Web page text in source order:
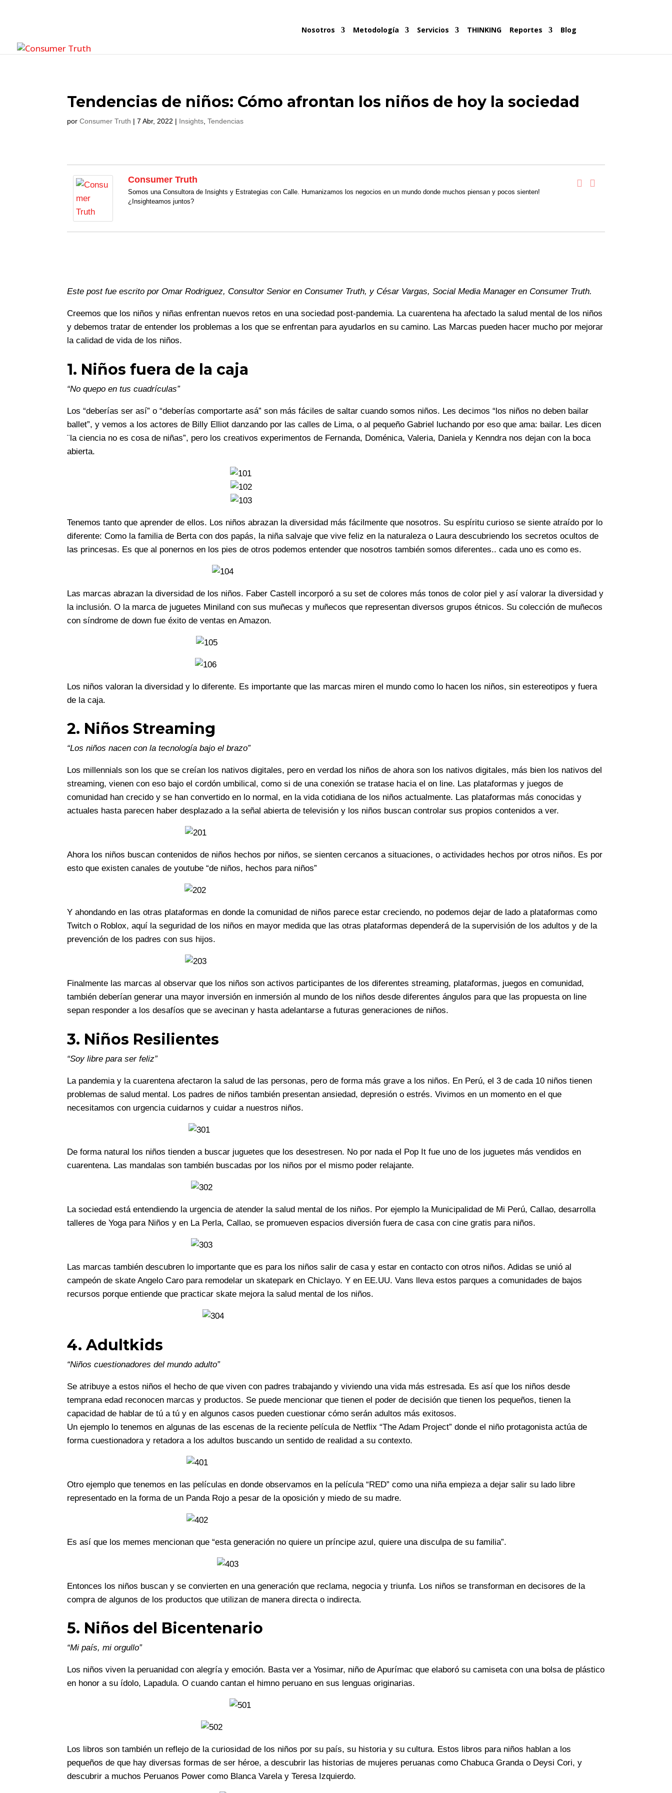
Nosotros Metodología Servicios THINKING Reportes Blog
Tendencias de niños: Cómo afrontan los niños de hoy la sociedad
porConsumer Truth |7 Abr, 2022 | Insights ,Tendencias
Consumer Truth
Somos una Consultora de Insights y Estrategias con Calle. Humanizamos los negocios en un mundo donde muchos piensan y pocos sienten!
¿Insighteamos juntos?
Este post fue escrito por Omar Rodriguez, Consultor Senior en Consumer Truth, y César Vargas, Social Media Manager en Consumer Truth.
Creemos que los niños y niñas enfrentan nuevos retos en una sociedad post-pandemia. La cuarentena ha afectado la salud mental de los niños
y debemos tratar de entender los problemas a los que se enfrentan para ayudarlos en su camino. Las Marcas pueden hacer mucho por mejorar
la calidad de vida de los niños.
1. Niños fuera de la caja
“No quepo en tus cuadrículas”
Los “deberías ser así” o “deberías comportarte asá” son más fáciles de saltar cuando somos niños. Les decimos “los niños no deben bailar
ballet”, y vemos a los actores de Billy Elliot danzando por las calles de Lima, o al pequeño Gabriel luchando por eso que ama: bailar. Les dicen
¨la ciencia no es cosa de niñas”, pero los creativos experimentos de Fernanda, Doménica, Valeria, Daniela y Kenndra nos dejan con la boca
abierta.
Tenemos tanto que aprender de ellos. Los niños abrazan la diversidad más fácilmente que nosotros. Su espíritu curioso se siente atraído por lo
diferente: Como la familia de Berta con dos papás, la niña salvaje que vive feliz en la naturaleza o Laura descubriendo los secretos ocultos de
las princesas. Es que al ponernos en los pies de otros podemos entender que nosotros también somos diferentes.. cada uno es como es.
Las marcas abrazan la diversidad de los niños. Faber Castell incorporó a su set de colores más tonos de color piel y así valorar la diversidad y
la inclusión. O la marca de juguetes Miniland con sus muñecas y muñecos que representan diversos grupos étnicos. Su colección de muñecos
con síndrome de down fue éxito de ventas en Amazon.
Los niños valoran la diversidad y lo diferente. Es importante que las marcas miren el mundo como lo hacen los niños, sin estereotipos y fuera
de la caja.
2. Niños Streaming
“Los niños nacen con la tecnología bajo el brazo”
Los millennials son los que se creían los nativos digitales, pero en verdad los niños de ahora son los nativos digitales, más bien los nativos del
streaming, vienen con eso bajo el cordón umbilical, como si de una conexión se tratase hacia el on line. Las plataformas y juegos de
comunidad han crecido y se han convertido en lo normal, en la vida cotidiana de los niños actualmente. Las plataformas más conocidas y
actuales hasta parecen haber desplazado a la señal abierta de televisión y los niños buscan controlar sus propios contenidos a ver.
Ahora los niños buscan contenidos de niños hechos por niños, se sienten cercanos a situaciones, o actividades hechos por otros niños. Es por
esto que existen canales de youtube “de niños, hechos para niños”
Y ahondando en las otras plataformas en donde la comunidad de niños parece estar creciendo, no podemos dejar de lado a plataformas como
Twitch o Roblox, aquí la seguridad de los niños en mayor medida que las otras plataformas dependerá de la supervisión de los adultos y de la
prevención de los padres con sus hijos.
Finalmente las marcas al observar que los niños son activos participantes de los diferentes streaming, plataformas, juegos en comunidad,
también deberían generar una mayor inversión en inmersión al mundo de los niños desde diferentes ángulos para que las propuesta on line
sepan responder a los desafíos que se avecinan y hasta adelantarse a futuras generaciones de niños.
3. Niños Resilientes
“Soy libre para ser feliz”
La pandemia y la cuarentena afectaron la salud de las personas, pero de forma más grave a los niños. En Perú, el 3 de cada 10 niños tienen
problemas de salud mental. Los padres de niños también presentan ansiedad, depresión o estrés. Vivimos en un momento en el que
necesitamos con urgencia cuidarnos y cuidar a nuestros niños.
De forma natural los niños tienden a buscar juguetes que los desestresen. No por nada el Pop It fue uno de los juguetes más vendidos en
cuarentena. Las mandalas son también buscadas por los niños por el mismo poder relajante.
La sociedad está entendiendo la urgencia de atender la salud mental de los niños. Por ejemplo la Municipalidad de Mi Perú, Callao, desarrolla
talleres de Yoga para Niños y en La Perla, Callao, se promueven espacios diversión fuera de casa con cine gratis para niños.
Las marcas también descubren lo importante que es para los niños salir de casa y estar en contacto con otros niños. Adidas se unió al
campeón de skate Angelo Caro para remodelar un skatepark en Chiclayo. Y en EE.UU. Vans lleva estos parques a comunidades de bajos
recursos porque entiende que practicar skate mejora la salud mental de los niños.
4. Adultkids
“Niños cuestionadores del mundo adulto”
Se atribuye a estos niños el hecho de que viven con padres trabajando y viviendo una vida más estresada. Es así que los niños desde
temprana edad reconocen marcas y productos. Se puede mencionar que tienen el poder de decisión que tienen los pequeños, tienen la
capacidad de hablar de tú a tú y en algunos casos pueden cuestionar cómo serán adultos más exitosos.
Un ejemplo lo tenemos en algunas de las escenas de la reciente película de Netflix “The Adam Project” donde el niño protagonista actúa de
forma cuestionadora y retadora a los adultos buscando un sentido de realidad a su contexto.
Otro ejemplo que tenemos en las películas en donde observamos en la película “RED” como una niña empieza a dejar salir su lado libre
representado en la forma de un Panda Rojo a pesar de la oposición y miedo de su madre.
Es así que los memes mencionan que “esta generación no quiere un príncipe azul, quiere una disculpa de su familia”.
Entonces los niños buscan y se convierten en una generación que reclama, negocia y triunfa. Los niños se transforman en decisores de la
compra de algunos de los productos que utilizan de manera directa o indirecta.
5. Niños del Bicentenario
“Mi país, mi orgullo”
Los niños viven la peruanidad con alegría y emoción. Basta ver a Yosimar, niño de Apurímac que elaboró su camiseta con una bolsa de plástico
en honor a su ídolo, Lapadula. O cuando cantan el himno peruano en sus lenguas originarias.
Los libros son también un reflejo de la curiosidad de los niños por su país, su historia y su cultura. Estos libros para niños hablan a los
pequeños de que hay diversas formas de ser héroe, a descubrir las historias de mujeres peruanas como Chabuca Granda o Deysi Cori, y
descubrir a muchos Peruanos Power como Blanca Varela y Teresa Izquierdo.